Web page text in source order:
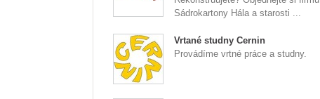
Sádrokartony Hála a starosti ...
Vrtané studny Cernin
Provádíme vrtné práce a studny.